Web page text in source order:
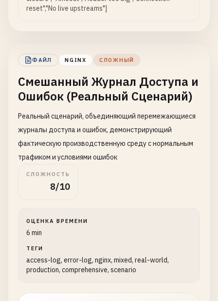
reset","No live upstreams"]
ФАЙЛ NGINX СЛОЖНЫЙ
Смешанный Журнал Доступа и
Ошибок (Реальный Сценарий)
Реальный сценарий, объединяющий перемежающиеся
журналы доступа и ошибок, демонстрирующий
фактическую производственную среду с нормальным
трафиком и условиями ошибок
СЛОЖНОСТЬ
8/10
ОЦЕНКА ВРЕМЕНИ
6 min
ТЕГИ
access-log, error-log, nginx, mixed, real-world,
production, comprehensive, scenario